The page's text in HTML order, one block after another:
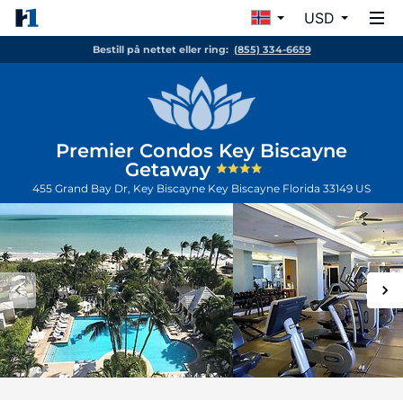
USD
Bestill på nettet eller ring: (855) 334-6659
Premier Condos Key Biscayne
Getaway
455 Grand Bay Dr, Key Biscayne Key Biscayne Florida 33149 US